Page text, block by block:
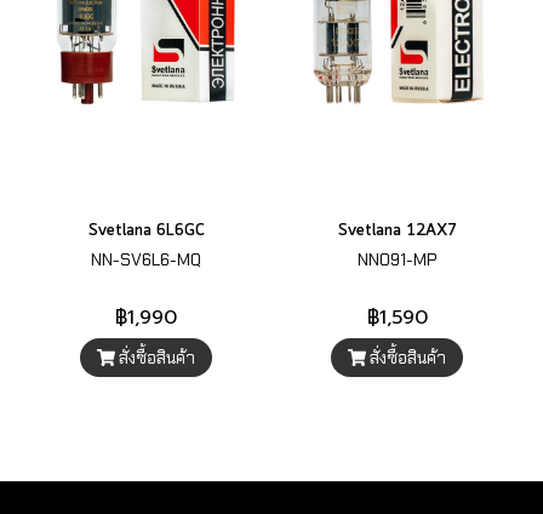
Svetlana 6L6GC
NN-SV6L6-MQ
฿1,990
สั่งซื้อสินค้า
Svetlana 12AX7
NN091-MP
฿1,590
สั่งซื้อสินค้า